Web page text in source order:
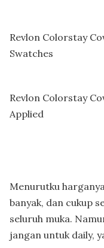
Revlon Colorstay
Swatches
Revlon Colorstay
Applied
Menurutku
banyak, dan cukup
seluruh muka.
jangan untuk daily,